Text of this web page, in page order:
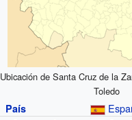
Ubicación de Santa Cruz de la
Toledo
País